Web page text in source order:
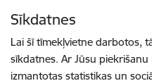
Sīkdatnes
Lai šī tīmekļvietne darbotos,
sīkdatnes. Ar Jūsu
izmantotas statistikas un